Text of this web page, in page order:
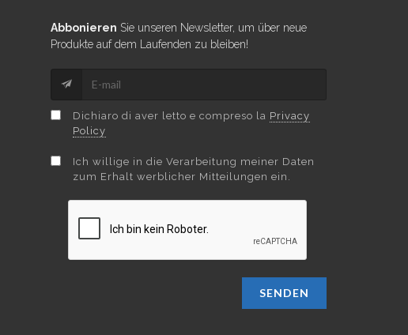
Abbonieren Sie unseren Newsletter, um über neue
Produkte auf dem Laufenden zu bleiben!
Dichiaro di aver letto e compreso la Privacy
Policy
Ich willige in die Verarbeitung meiner Daten
zum Erhalt werblicher Mitteilungen ein.
SENDEN